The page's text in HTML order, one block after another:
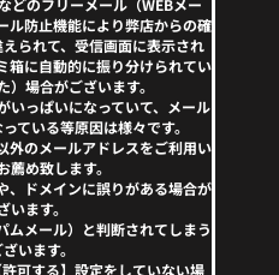
のフリーメール（WEBメー
ル防止機能により弊店からの確
られて、受信画面に表示され
箱に自動的に振り分けられてい
）場合がございます。
いっぱいになっていて、メール
ている等原因は様々です。
外のメールアドレスをご利用い
薦め致します。
、ドメインに誤りがある場合が
います。
ムメール）と判断されてしまう
います。
可する】設定をしていない場